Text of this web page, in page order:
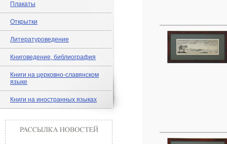
Плакаты
Открытки
Литературоведение
Книговедение, библиография
Книги на церковно-славянском
языке
Книги на иностранных языках